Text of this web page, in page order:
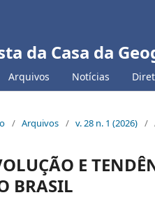
da Casa da
Arquivos Notícias
/ Arquivos / v. 28 n. 1 (2026) /
E
BRASIL